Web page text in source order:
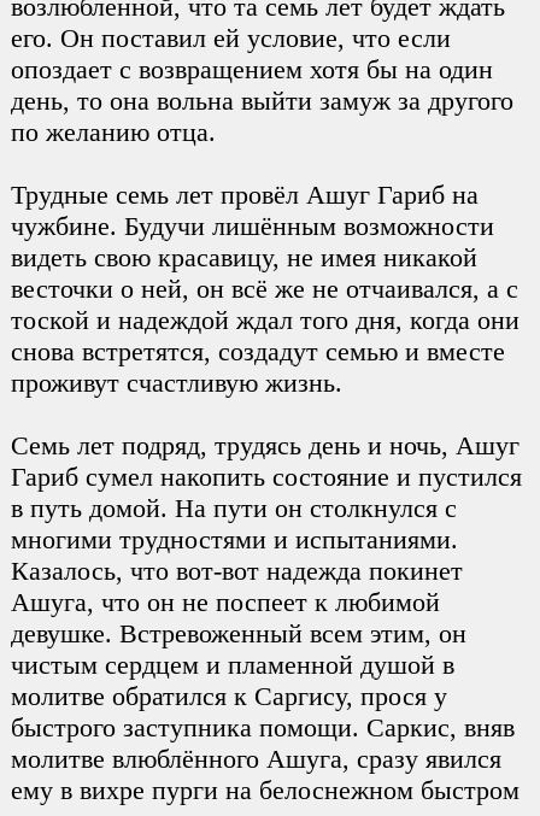
возлюбленной, что та семь лет будет ждать
его. Он поставил ей условие, что если
опоздает с возвращением хотя бы на один
день, то она вольна выйти замуж за другого
по желанию отца.
Трудные семь лет провёл Ашуг Гариб на
чужбине. Будучи лишённым возможности
видеть свою красавицу, не имея никакой
весточки о ней, он всё же не отчаивался, а с
тоской и надеждой ждал того дня, когда они
снова встретятся, создадут семью и вместе
проживут счастливую жизнь.
Семь лет подряд, трудясь день и ночь, Ашуг
Гариб сумел накопить состояние и пустился
в путь домой. На пути он столкнулся с
многими трудностями и испытаниями.
Казалось, что вот-вот надежда покинет
Ашуга, что он не поспеет к любимой
девушке. Встревоженный всем этим, он
чистым сердцем и пламенной душой в
молитве обратился к Саргису, прося у
быстрого заступника помощи. Саркис, вняв
молитве влюблённого Ашуга, сразу явился
ему в вихре пурги на белоснежном быстром